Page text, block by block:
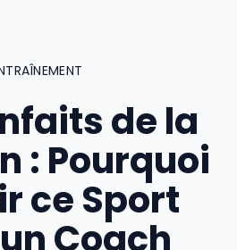
de la
: Pourquoi
ce Sport
Coach